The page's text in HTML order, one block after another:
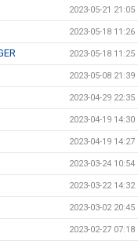
2023-05-21 21:05
2023-05-18 11:26
2023-05-18 11:25
2023-05-08 21:39
2023-04-29 22:35
2023-04-19 14:30
2023-04-19 14:27
2023-03-24 10:54
2023-03-22 14:32
2023-03-02 20:45
2023-02-27 07:18